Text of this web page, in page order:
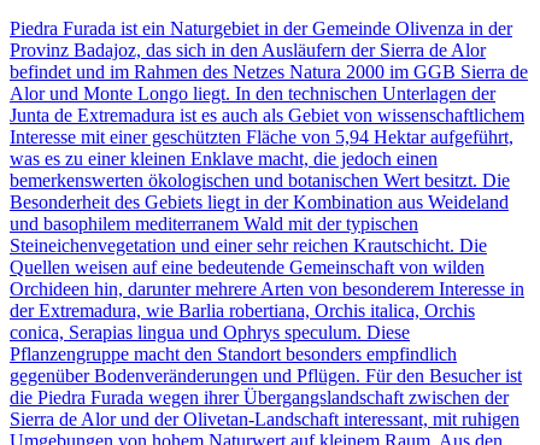
Piedra Furada ist ein Naturgebiet in der Gemeinde Olivenza in der
Provinz Badajoz, das sich in den Ausläufern der Sierra de Alor
befindet und im Rahmen des Netzes Natura 2000 im GGB Sierra de
Alor und Monte Longo liegt. In den technischen Unterlagen der
Junta de Extremadura ist es auch als Gebiet von wissenschaftlichem
Interesse mit einer geschützten Fläche von 5,94 Hektar aufgeführt,
was es zu einer kleinen Enklave macht, die jedoch einen
bemerkenswerten ökologischen und botanischen Wert besitzt. Die
Besonderheit des Gebiets liegt in der Kombination aus Weideland
und basophilem mediterranem Wald mit der typischen
Steineichenvegetation und einer sehr reichen Krautschicht. Die
Quellen weisen auf eine bedeutende Gemeinschaft von wilden
Orchideen hin, darunter mehrere Arten von besonderem Interesse in
der Extremadura, wie Barlia robertiana, Orchis italica, Orchis
conica, Serapias lingua und Ophrys speculum. Diese
Pflanzengruppe macht den Standort besonders empfindlich
gegenüber Bodenveränderungen und Pflügen. Für den Besucher ist
die Piedra Furada wegen ihrer Übergangslandschaft zwischen der
Sierra de Alor und der Olivetan-Landschaft interessant, mit ruhigen
Umgebungen von hohem Naturwert auf kleinem Raum. Aus den